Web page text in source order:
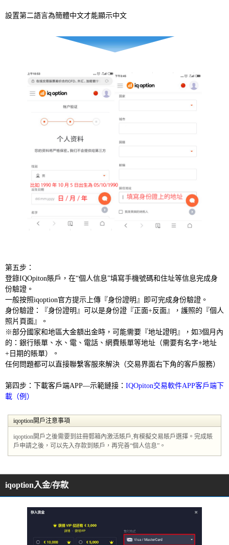
設置第二語言為簡體中文才能顯示中文
第五步：
登錄IQOpiton賬戶，在“個人信息”填寫手機號碼和住址等信息完成身
份驗證。
一般按照iqoption官方提示上傳『身份證明』即可完成身份驗證。
身份驗證：『身份證明』可以是身份證『正面+反面』，護照的『個人
照片頁面』。
※部分國家和地區大金額出金時，可能需要『地址證明』，如3個月內
的：銀行賬單、水、電、電話、網費賬單等地址（需要有名字+地址
+日期的賬單）。
任何問題都可以直接聯繫客服來解決（交易界面右下角的客戶服務）
第四步：下載客戶端APP—示範鏈接： IQOpiton交易軟件APP客戶端下
載（例）
iqoption開戶注意事項
iqoption開戶之後需要到註冊郵箱內激活賬戶,有模擬交易賬戶選擇。完成賬
戶申請之後，可以先入存款到賬戶，再完善“個人信息”。
iqoption入金/存款